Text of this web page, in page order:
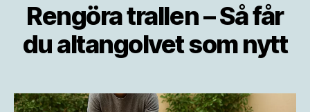
Rengöra trallen – Så får
du altangolvet som nytt